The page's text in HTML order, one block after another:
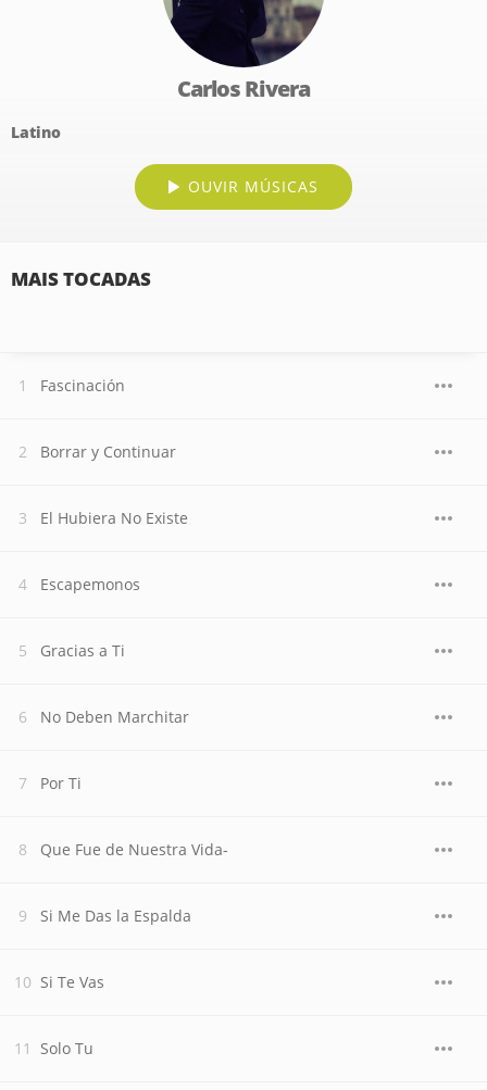
Carlos Rivera
Latino
OUVIR MÚSICAS
MAIS TOCADAS
Fascinación
Borrar y Continuar
El Hubiera No Existe
Escapemonos
Gracias a Ti
No Deben Marchitar
Por Ti
Que Fue de Nuestra Vida-
Si Me Das la Espalda
Si Te Vas
Solo Tu